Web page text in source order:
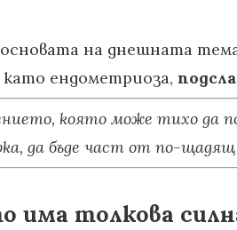
на днешната
ендометриоза,
която може тихо да
да бъде част от по-щадящ
има толкова